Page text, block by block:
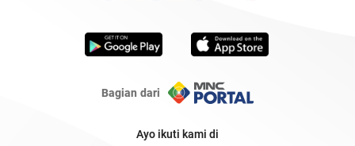
Bagian dari
Ayo ikuti kami di